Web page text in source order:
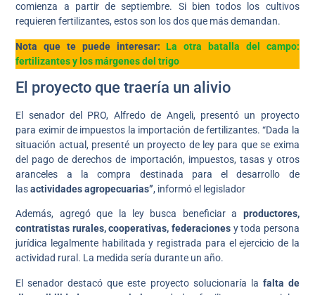
comienza a partir de septiembre. Si bien todos los cultivos
requieren fertilizantes, estos son los dos que más demandan.
Nota que te puede interesar: La otra batalla del campo:
fertilizantes y los márgenes del trigo
El proyecto que traería un alivio
El senador del PRO, Alfredo de Angeli, presentó un proyecto
para eximir de impuestos la importación de fertilizantes. “Dada la
situación actual, presenté un proyecto de ley para que se exima
del pago de derechos de importación, impuestos, tasas y otros
aranceles a la compra destinada para el desarrollo de
lasactividades agropecuarias”, informó el legislador
Además, agregó que la ley busca beneficiar a productores,
contratistas rurales, cooperativas, federaciones y toda persona
jurídica legalmente habilitada y registrada para el ejercicio de la
actividad rural. La medida sería durante un año.
El senador destacó que este proyecto solucionaría la falta de